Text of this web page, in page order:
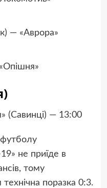
— «Аврора»
(Савинці) — 13:00
футболу
не приїде в
тому
поразка 0:3.